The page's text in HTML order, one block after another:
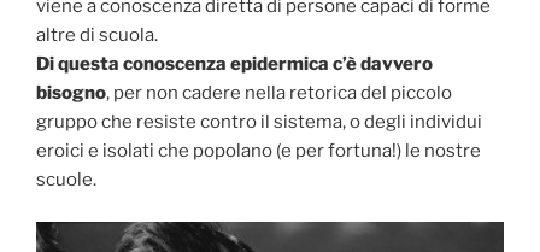
viene a conoscenza diretta di persone capaci di forme
altre di scuola.
Di questa conoscenza epidermica c’è davvero
bisogno, per non cadere nella retorica del piccolo
gruppo che resiste contro il sistema, o degli individui
eroici e isolati che popolano (e per fortuna!) le nostre
scuole.